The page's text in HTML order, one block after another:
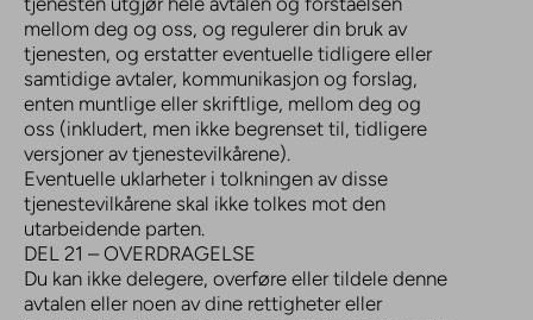
mellom deg og oss, og regulerer din bruk av
tjenesten, og erstatter eventuelle tidligere eller
samtidige avtaler, kommunikasjon og forslag,
enten muntlige eller skriftlige, mellom deg og
oss (inkludert, men ikke begrenset til, tidligere
versjoner av tjenestevilkårene).
Eventuelle uklarheter i tolkningen av disse
tjenestevilkårene skal ikke tolkes mot den
utarbeidende parten.
DEL 21 – OVERDRAGELSE
Du kan ikke delegere, overføre eller tildele denne
avtalen eller noen av dine rettigheter eller